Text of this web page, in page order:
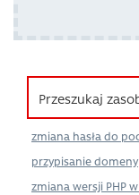
zmiana hasła do
przypisanie domeny
zmiana wersji PHP